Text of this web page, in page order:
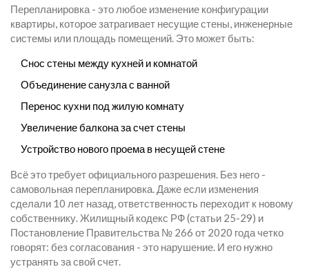
Перепланировка - это любое изменение конфигурации
квартиры, которое затрагивает несущие стены, инженерные
системы или площадь помещений. Это может быть:
Снос стены между кухней и комнатой
Объединение санузла с ванной
Перенос кухни под жилую комнату
Увеличение балкона за счет стены
Устройство нового проема в несущей стене
Всё это требует официального разрешения. Без него -
самовольная перепланировка. Даже если изменения
сделали 10 лет назад, ответственность переходит к новому
собственнику. Жилищный кодекс РФ (статьи 25-29) и
Постановление Правительства № 266 от 2020 года четко
говорят: без согласования - это нарушение. И его нужно
устранять за свой счет.